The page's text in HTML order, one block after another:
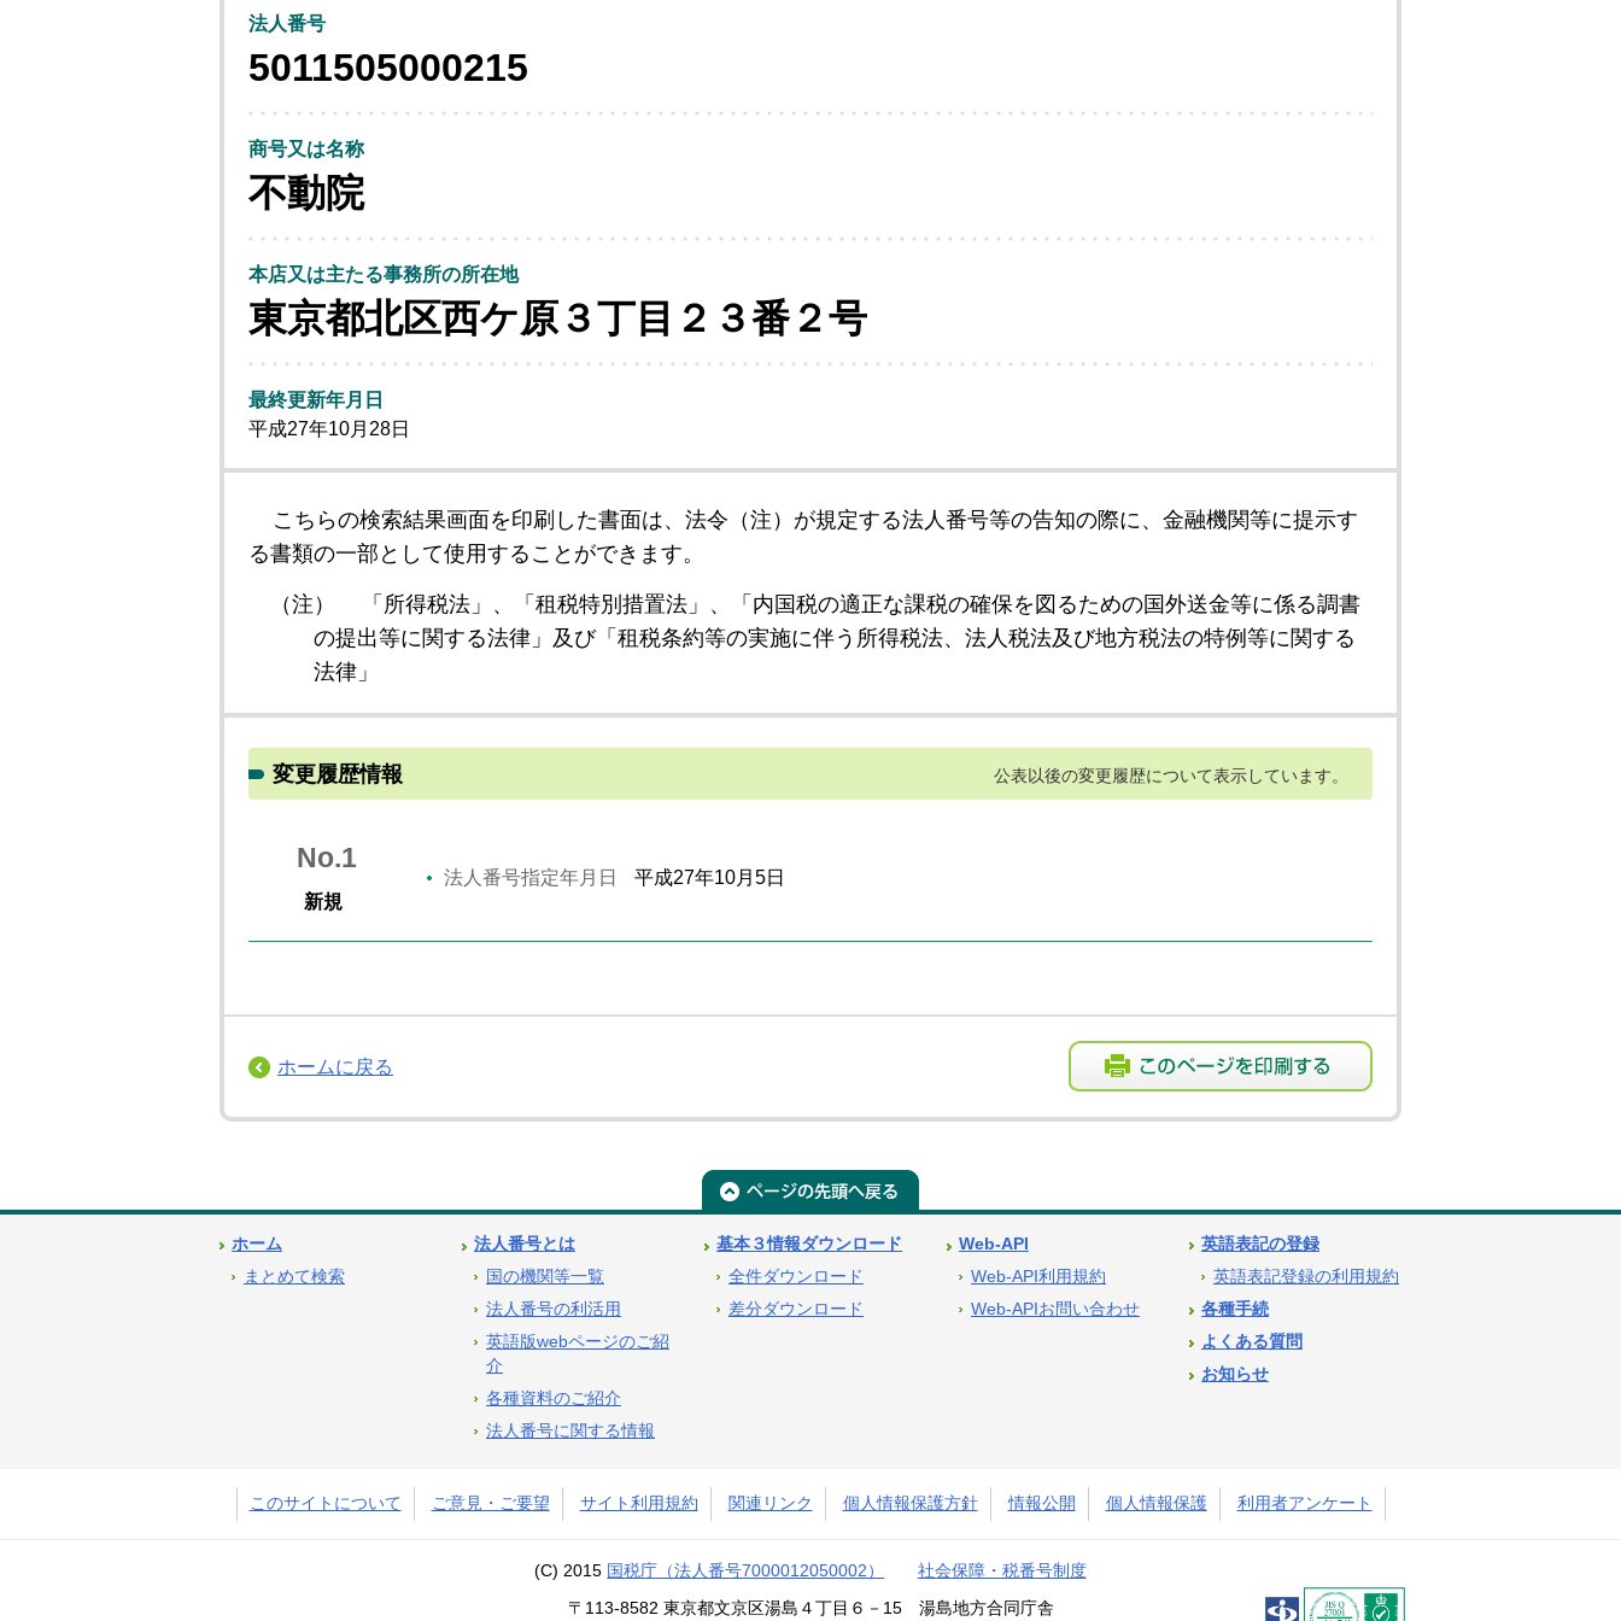
法人番号
5011505000215
商号又は名称
不動院
本店又は主たる事務所の所在地
東京都北区西ケ原３丁目２３番２号
最終更新年月日
平成27年10月28日
こちらの検索結果画面を印刷した書面は、法令（注）が規定する法人番号等の告知の際に、金融機関等に提示す
る書類の一部として使用することができます。
（注）
「所得税法」、「租税特別措置法」、「内国税の適正な課税の確保を図るための国外送金等に係る調書
の提出等に関する法律」及び「租税条約等の実施に伴う所得税法、法人税法及び地方税法の特例等に関する
法律」
変更履歴情報 公表以後の変更履歴について表示しています。
No.1
新規
法人番号指定年月日 平成27年10月5日
ホームに戻る
ホーム
まとめて検索
法人番号とは
国の機関等一覧
法人番号の利活用
英語版webページのご紹
介
各種資料のご紹介
法人番号に関する情報
基本３情報ダウンロード
全件ダウンロード
差分ダウンロード
Web-API
Web-API利用規約
Web-APIお問い合わせ
英語表記の登録
英語表記登録の利用規約
各種手続
よくある質問
お知らせ
このサイトについて ご意見・ご要望 サイト利用規約 関連リンク 個人情報保護方針 情報公開 個人情報保護 利用者アンケート
(C) 2015 国税庁（法人番号7000012050002） 社会保障・税番号制度
〒113-8582 東京都文京区湯島４丁目６－15 湯島地方合同庁舎